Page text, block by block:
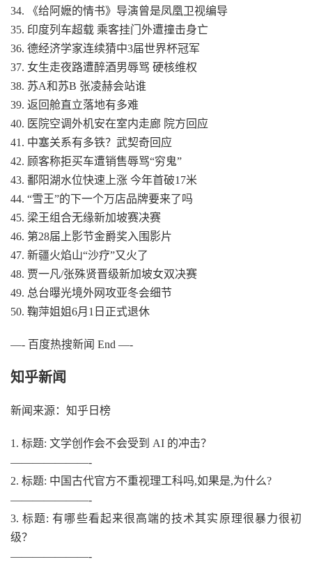
34. 《给阿嬷的情书》导演曾是凤凰卫视编导
35. 印度列车超载 乘客挂门外遭撞击身亡
36. 德经济学家连续猜中3届世界杯冠军
37. 女生走夜路遭醉酒男辱骂 硬核维权
38. 苏A和苏B 张凌赫会站谁
39. 返回舱直立落地有多难
40. 医院空调外机安在室内走廊 院方回应
41. 中塞关系有多铁？武契奇回应
42. 顾客称拒买车遭销售辱骂“穷鬼”
43. 鄱阳湖水位快速上涨 今年首破17米
44. “雪王”的下一个万店品牌要来了吗
45. 梁王组合无缘新加坡赛决赛
46. 第28届上影节金爵奖入围影片
47. 新疆火焰山“沙疗”又火了
48. 贾一凡/张殊贤晋级新加坡女双决赛
49. 总台曝光境外网攻亚冬会细节
50. 鞠萍姐姐6月1日正式退休
—- 百度热搜新闻 End —-
知乎新闻
新闻来源：知乎日榜
1. 标题: 文学创作会不会受到 AI 的冲击？
———————-
2. 标题: 中国古代官方不重视理工科吗,如果是,为什么?
———————-
3. 标题: 有哪些看起来很高端的技术其实原理很暴力很初
级？
———————-